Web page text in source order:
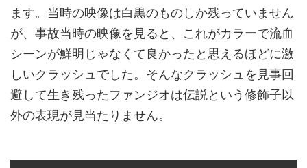
ます。当時の映像は白黒のものしか残っていません
が、事故当時の映像を見ると、これがカラーで流血
シーンが鮮明じゃなくて良かったと思えるほどに激
しいクラッシュでした。そんなクラッシュを見事回
避して生き残ったファンジオは伝説という修飾子以
外の表現が見当たりません。